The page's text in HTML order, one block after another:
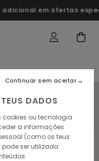
adicional em ofertas
DADOS
cookies ou tecnologia
a informações
(como os teus
ser utilizada
Continuar sem aceitar